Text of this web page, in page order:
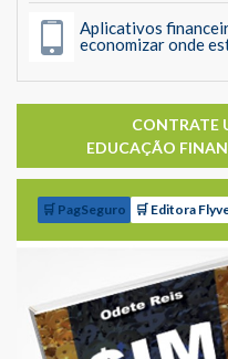
Aplicativos
economizar onde
CONTRATE
EDUCAÇÃO
🛒 PagSeguro 🛒 Editora